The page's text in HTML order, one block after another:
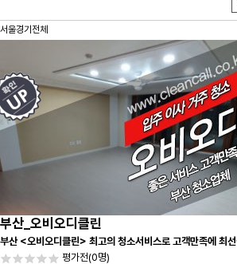
서울경기전체
부산_오비오디클린
부산 <오비오디클린> 최고의 청소서비스로 고객만족에 최
평가전(0명)